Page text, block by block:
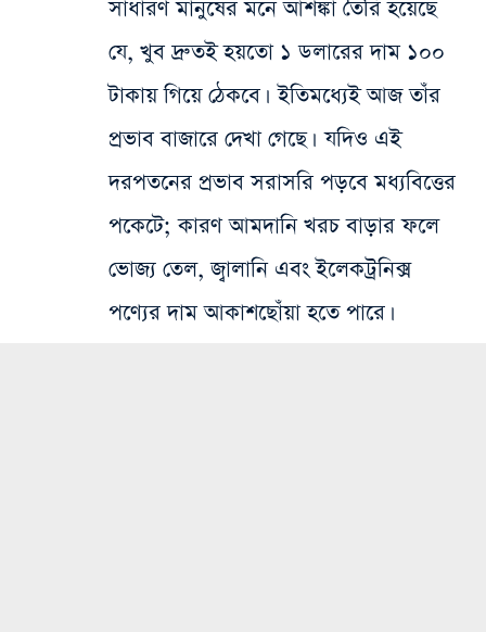
সাধারণ মানুষের মনে আশঙ্কা তৈরি হয়েছে
যে, খুব দ্রুতই হয়তো ১ ডলারের দাম ১০০
টাকায় গিয়ে ঠেকবে। ইতিমধ্যেই আজ তাঁর
প্রভাব বাজারে দেখা গেছে। যদিও এই
দরপতনের প্রভাব সরাসরি পড়বে মধ্যবিত্তের
পকেটে; কারণ আমদানি খরচ বাড়ার ফলে
ভোজ্য তেল, জ্বালানি এবং ইলেকট্রনিক্স
পণ্যের দাম আকাশছোঁয়া হতে পারে।